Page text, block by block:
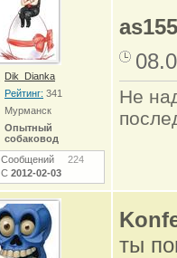
Dik_Dianka
Рейтинг: 341
Мурманск
Опытный
собаковод
Сообщений 224
С 2012-02-03
Не
ты